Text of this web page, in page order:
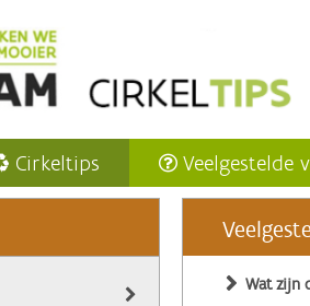
Cirkeltips Veelgestelde
Wat zijn